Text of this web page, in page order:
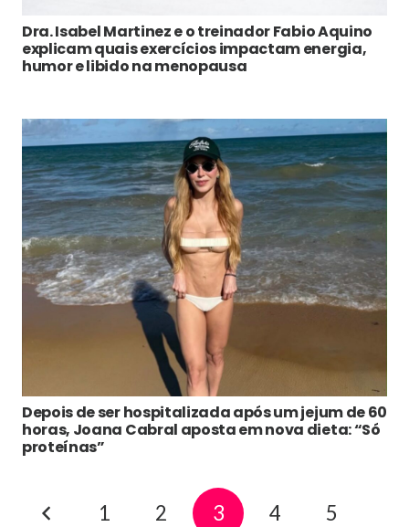
Dra. Isabel Martinez e o treinador Fabio Aquino
explicam quais exercícios impactam energia,
humor e libido na menopausa
Depois de ser hospitalizada após um jejum de 60
horas, Joana Cabral aposta em nova dieta: “Só
proteínas”
1 2 3 4 5